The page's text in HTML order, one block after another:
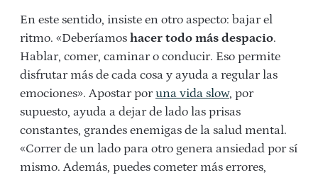
En este sentido, insiste en otro aspecto: bajar el
ritmo. «Deberíamos hacer todo más despacio.
Hablar, comer, caminar o conducir. Eso permite
disfrutar más de cada cosa y ayuda a regular las
emociones». Apostar poruna vida slow, por
supuesto, ayuda a dejar de lado las prisas
constantes, grandes enemigas de la salud mental.
«Correr de un lado para otro genera ansiedad por sí
mismo. Además, puedes cometer más errores,